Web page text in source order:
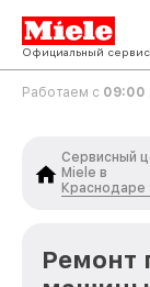
Официальный
Работаем с 09:00
Сервисный
Miele в
Краснодаре
Ремонт